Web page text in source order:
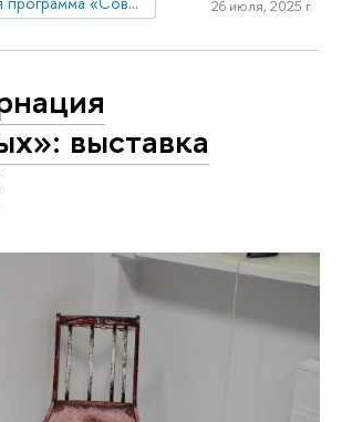
26 июля, 2025 г.
выставка